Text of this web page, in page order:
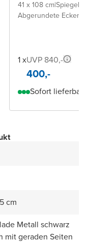
41 x 108 cm|Spiegel
Abgerundete Ecken
1 xUVP 840,-
400,-
Sofort lieferbar
cm
Metall schwarz
mit geraden Seiten